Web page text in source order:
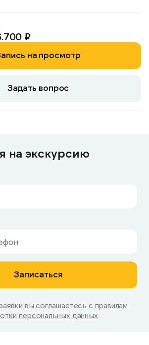
на просмотр
Задать вопрос
₽
на экскурсию
Записаться
вы соглашаетесь с правилам
персональных данных